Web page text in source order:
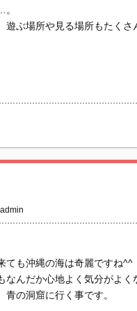
遊ぶ場所や見る場所もたくさ
ても沖縄の海は奇麗ですね^^
なんだか心地よく気分がよく
の洞窟に行く事です。